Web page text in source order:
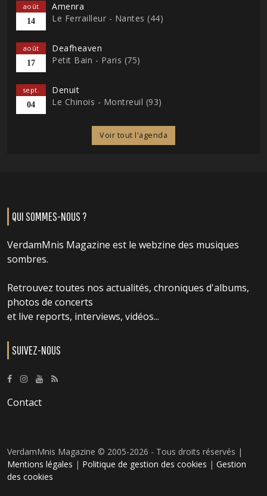
août
14
Amenra
Le Ferrailleur - Nantes (44)
août
17
Deafheaven
Petit Bain - Paris (75)
sept.
04
Denuit
Le Chinois - Montreuil (93)
Voir tout l'agenda
QUI SOMMES-NOUS ?
VerdamMnis Magazine est le webzine des musiques
sombres.
Retrouvez toutes nos actualités, chroniques d'albums,
photos de concerts
et live reports, interviews, vidéos...
SUIVEZ-NOUS
Contact
VerdamMnis Magazine © 2005-2026 - Tous droits réservés |
Mentions légales | Politique de gestion des cookies | Gestion
des cookies